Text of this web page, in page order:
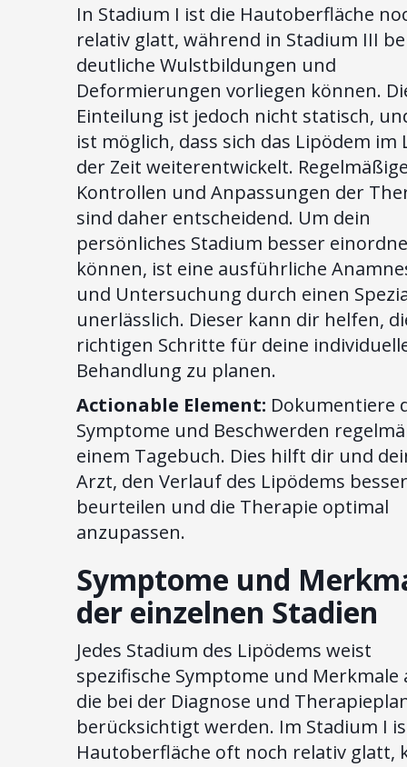
In Stadium I ist die Hautoberfläche
relativ glatt, während in Stadium III
deutliche Wulstbildungen und
Deformierungen vorliegen können.
Einteilung ist jedoch nicht statisch,
ist möglich, dass sich das Lipödem im
der Zeit weiterentwickelt.
Kontrollen und Anpassungen der
sind daher entscheidend. Um dein
persönliches Stadium besser
können, ist eine ausführliche
und Untersuchung durch einen
unerlässlich. Dieser kann dir helfen,
richtigen Schritte für deine
Behandlung zu planen.
Actionable Element: Dokumentiere
Symptome und Beschwerden
einem Tagebuch. Dies hilft dir und
Arzt, den Verlauf des Lipödems
beurteilen und die Therapie optimal
anzupassen.
Symptome und
der einzelnen Stadien
Jedes Stadium des Lipödems weist
spezifische Symptome und Merkmale
die bei der Diagnose und
berücksichtigt werden. Im Stadium I
Hautoberfläche oft noch relativ glatt,